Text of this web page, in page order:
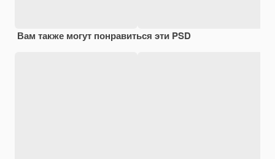
Вам также могут понравиться эти PSD